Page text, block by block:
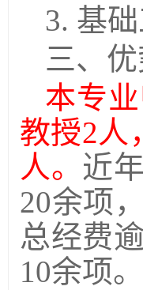
3. 基
三、
本专
教授2人
人。 近
20余项
总经费逾
10余项。